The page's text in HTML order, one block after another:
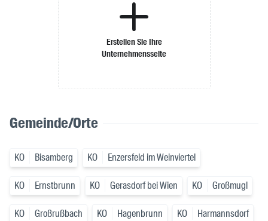
Erstellen Sie Ihre
Unternehmensseite
Gemeinde/Orte
KO Bisamberg KO Enzersfeld im Weinviertel
KO Ernstbrunn KO Gerasdorf bei Wien KO Großmugl
KO Großrußbach KO Hagenbrunn KO Harmannsdorf